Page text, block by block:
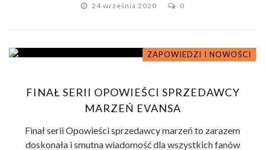
24 września 2020
0
ZAPOWIEDZI I NOWOŚCI
FINAŁ SERII OPOWIEŚCI SPRZEDAWCY
MARZEŃ EVANSA
Finał serii Opowieści sprzedawcy marzeń to zarazem
doskonała i smutna wiadomość dla wszystkich fanów